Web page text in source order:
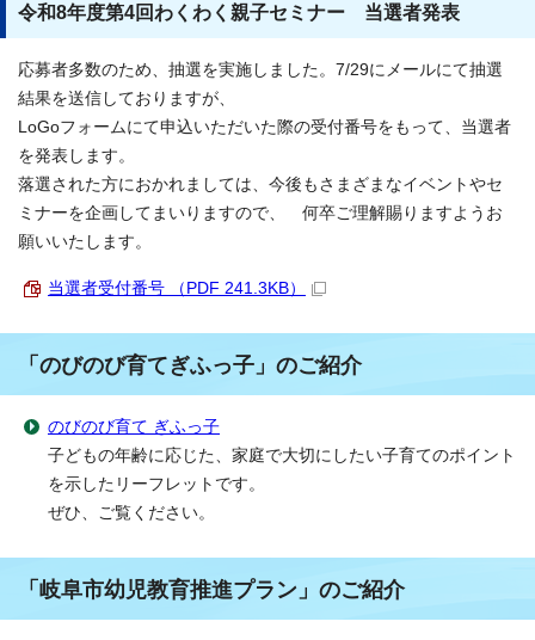
令和8年度第4回わくわく親子セミナー 当選者発表
応募者多数のため、抽選を実施しました。7/29にメールにて抽選
結果を送信しておりますが、
LoGoフォームにて申込いただいた際の受付番号をもって、当選者
を発表します。
落選された方におかれましては、今後もさまざまなイベントやセ
ミナーを企画してまいりますので、 何卒ご理解賜りますようお
願いいたします。
当選者受付番号 （PDF 241.3KB）
「のびのび育てぎふっ子」のご紹介
のびのび育て ぎふっ子
子どもの年齢に応じた、家庭で大切にしたい子育てのポイント
を示したリーフレットです。
ぜひ、ご覧ください。
「岐阜市幼児教育推進プラン」のご紹介